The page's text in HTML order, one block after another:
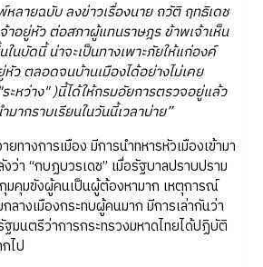
ลายฉบับ ลงข่าวเรื่องนาย ถวัติ ฤทธิเดช
าอยู่หัว ต่อสภาผู้แทนราษฎร ข้าพเจ้าเห็น
นบัดนี้ น่าจะเป็นทางเพาะภัยให้แก่องค์
ว ตลอดจนบ้านเมืองได้อย่างไม่เคย
ะหว่าง" )นี้ได้ให้กรมอัยการตรวจอยู่แล้ว
มากราบเรียนในวันนี้เวลาบ่าย”
งการเมือง มีการนำทหารหัวเมืองเข้ามา
ว่า “กบฏบวรเดช” เมื่อรัฐบาลปราบปราม
มคุมขังผู้คนเป็นผู้ต้องหามาก เหตุการณ์
ลางเมืองกระทบผู้คนมาก มีการเล่ากันว่า
มนตรีว่าการกระทรวงมหาดไทยได้ปฏิบัติ
ไป